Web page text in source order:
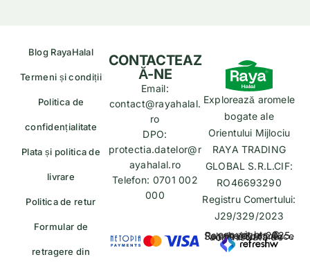
Blog RayaHalal
Termeni și condiții
Politica de
confidențialitate
Plata și politica de
livrare
Politica de retur
Formular de
retragere din
Explorează aromele
bogate ale
Orientului Mijlociu
RAYA TRADING
GLOBAL S.R.L.CIF:
RO46693290
Registru Comertului:
J29/329/2023
copyrights © Rayahalal.ro 2025. Soluție eCommerce administrată de
CONTACTEAZ
Ă-NE
Email:
contact@rayahalal.
ro
DPO:
protectia.datelor@r
ayahalal.ro
Telefon: 0701 002
000